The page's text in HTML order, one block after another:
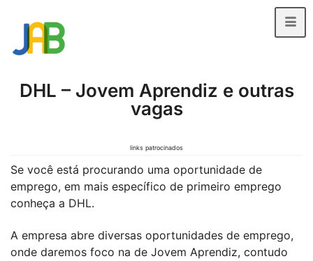
DHL – Jovem Aprendiz e outras
vagas
links patrocinados
Se você está procurando uma oportunidade de
emprego, em mais específico de primeiro emprego
conheça a DHL.
A empresa abre diversas oportunidades de emprego,
onde daremos foco na de Jovem Aprendiz, contudo